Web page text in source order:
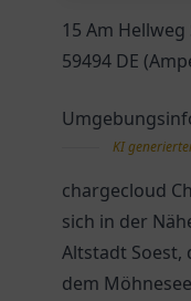
15 Am Hellweg
59494 DE
KI
chargecloud
sich in der
Altstadt Soest,
dem